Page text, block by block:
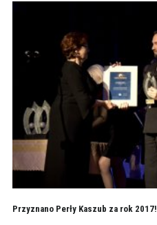
Przyznano Perły Kaszub za rok 2017!